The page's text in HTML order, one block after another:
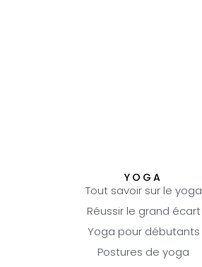
YOGA
Tout savoir sur le yoga
Réussir le grand écart
Yoga pour débutants
Postures de yoga